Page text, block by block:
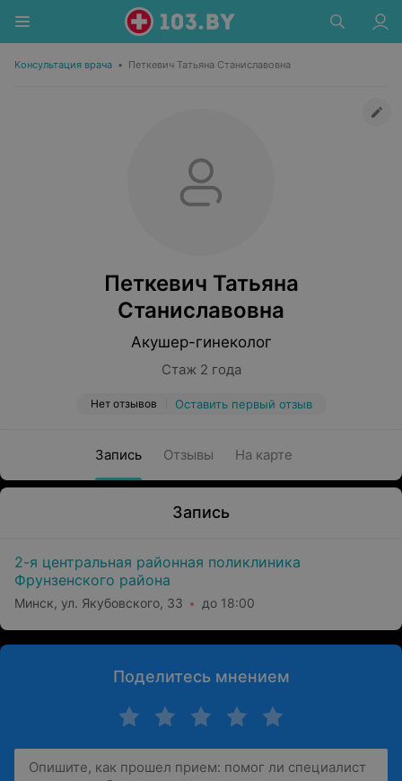
Консультация врача • Петкевич Татьяна Станиславовна
Петкевич Татьяна
Станиславовна
Акушер-гинеколог
Стаж 2 года
Нет отзывов Оставить первый отзыв
Запись Отзывы На карте
Запись
2-я центральная районная поликлиника
Фрунзенского района
Минск, ул. Якубовского, 33 до 18:00
Поделитесь мнением